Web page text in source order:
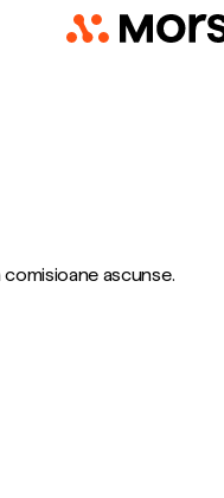
comisioane ascunse.